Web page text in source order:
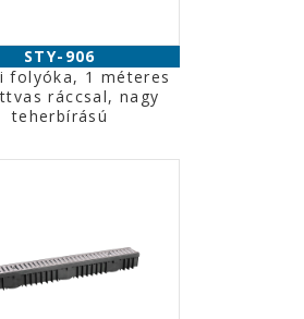
STY-906
folyóka, 1 méteres
ráccsal, nagy
teherbírású